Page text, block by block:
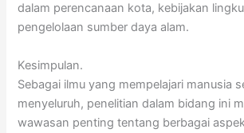
dalam perencanaan kota, kebijakan
pengelolaan sumber daya alam.
Kesimpulan.
Sebagai ilmu yang mempelajari manusia
menyeluruh, penelitian dalam bidang ini
wawasan penting tentang berbagai